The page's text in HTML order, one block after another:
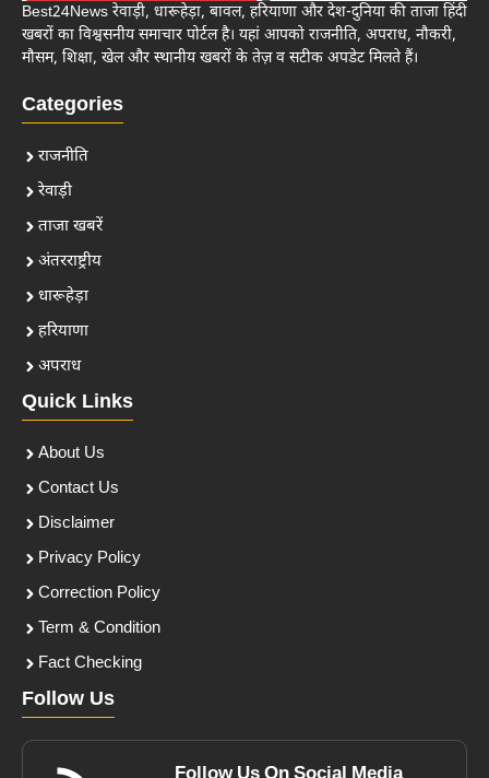
Best24News रेवाड़ी, धारूहेड़ा, बावल, हरियाणा और देश-दुनिया की ताजा हिंदी
खबरों का विश्वसनीय समाचार पोर्टल है। यहां आपको राजनीति, अपराध, नौकरी,
मौसम, शिक्षा, खेल और स्थानीय खबरों के तेज़ व सटीक अपडेट मिलते हैं।
Categories
राजनीति
रेवाड़ी
ताजा खबरें
अंतरराष्ट्रीय
धारूहेड़ा
हरियाणा
अपराध
Quick Links
About Us
Contact Us
Disclaimer
Privacy Policy
Correction Policy
Term & Condition
Fact Checking
Follow Us